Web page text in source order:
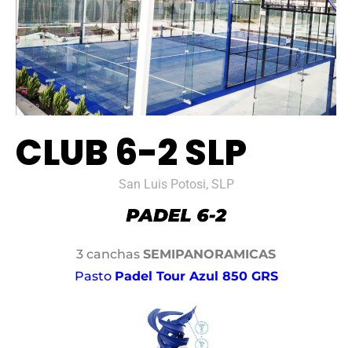
CLUB 6-2 SLP
San Luis Potosi, SLP
3 canchas SEMIPANORAMICAS
Pasto Padel Tour Azul 850 GRS